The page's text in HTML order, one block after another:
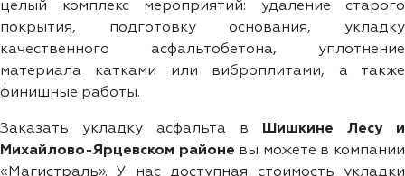
целый комплекс мероприятий: удаление старого
покрытия, подготовку основания, укладку
качественного асфальтобетона, уплотнение
материала катками или виброплитами, а также
финишные работы.
Заказать укладку асфальта в Шишкине Лесу и
Михайлово-Ярцевском районе вы можете в компании
«Магистраль». У нас доступная стоимость укладки